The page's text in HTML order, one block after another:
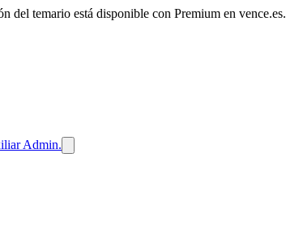
del temario está disponible con Premium en vence.es.
Admin.